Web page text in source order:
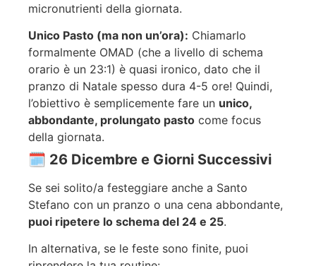
micronutrienti della giornata.
Unico Pasto (ma non un’ora): Chiamarlo
formalmente OMAD (che a livello di schema
orario è un 23:1) è quasi ironico, dato che il
pranzo di Natale spesso dura 4-5 ore! Quindi,
l’obiettivo è semplicemente fare un unico,
abbondante, prolungato pasto come focus
della giornata.
🗓️ 26 Dicembre e Giorni Successivi
Se sei solito/a festeggiare anche a Santo
Stefano con un pranzo o una cena abbondante,
puoi ripetere lo schema del 24 e 25.
In alternativa, se le feste sono finite, puoi